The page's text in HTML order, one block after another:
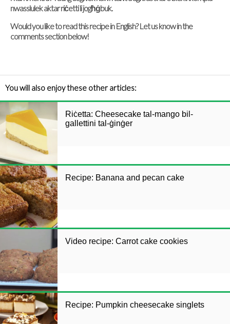
nwasslulek aktar riċetti li jogħġbuk.
Would you like to read this recipe in English? Let us know in the
comments section below!
You will also enjoy these other articles:
Riċetta: Cheesecake tal-mango bil-
gallettini tal-ġinġer
Recipe: Banana and pecan cake
Video recipe: Carrot cake cookies
Recipe: Pumpkin cheesecake singlets